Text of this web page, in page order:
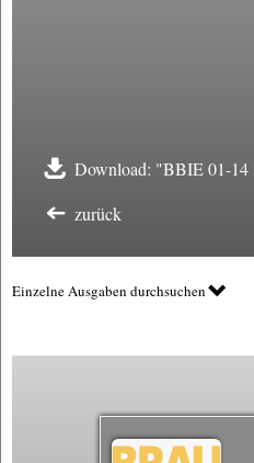
Download: "BBIE 01-14
zurück
Einzelne Ausgaben durchsuchen